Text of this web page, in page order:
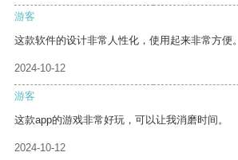
游客
这款软件的设计非常人性化，使用起来非常方便。
2024-10-12
游客
这款app的游戏非常好玩，可以让我消磨时间。
2024-10-12